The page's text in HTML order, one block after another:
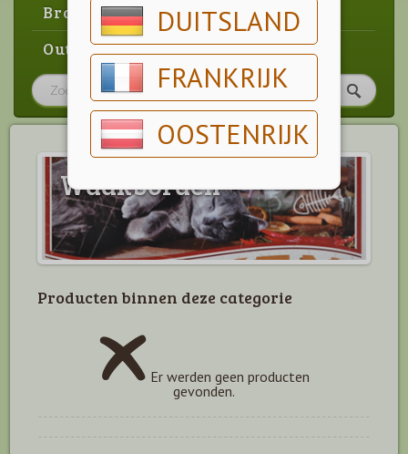
DUITSLAND
FRANKRIJK
OOSTENRIJK
Brood & gebak
Outlet
Waakborden
Producten binnen deze categorie
Er werden geen producten
gevonden.